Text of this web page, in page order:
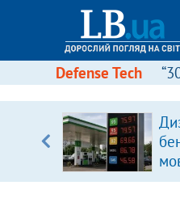
Defense Tech